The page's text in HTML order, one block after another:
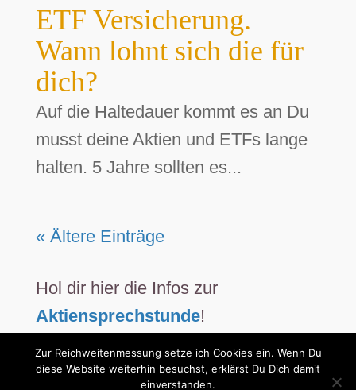
ETF Versicherung.
Wann lohnt sich die für
dich?
Auf die Haltedauer kommt es an Du
musst deine Aktien und ETFs lange
halten. 5 Jahre sollten es...
« Ältere Einträge
Hol dir hier die Infos zur
Aktiensprechstunde!
Zur Reichweitenmessung setze ich Cookies ein. Wenn Du
diese Website weiterhin besuchst, erklärst Du Dich damit
einverstanden.